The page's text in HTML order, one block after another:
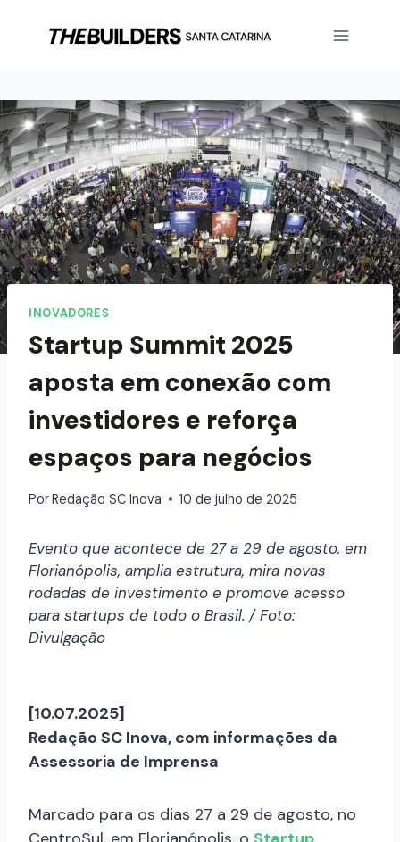
INOVADORES
Startup Summit 2025
aposta em conexão com
investidores e reforça
espaços para negócios
PorRedação SC Inova 10 de julho de 2025
Evento que acontece de 27 a 29 de agosto, em
Florianópolis, amplia estrutura, mira novas
rodadas de investimento e promove acesso
para startups de todo o Brasil. / Foto:
Divulgação
[10.07.2025]
Redação SC Inova, com informações da
Assessoria de Imprensa
Marcado para os dias 27 a 29 de agosto, no